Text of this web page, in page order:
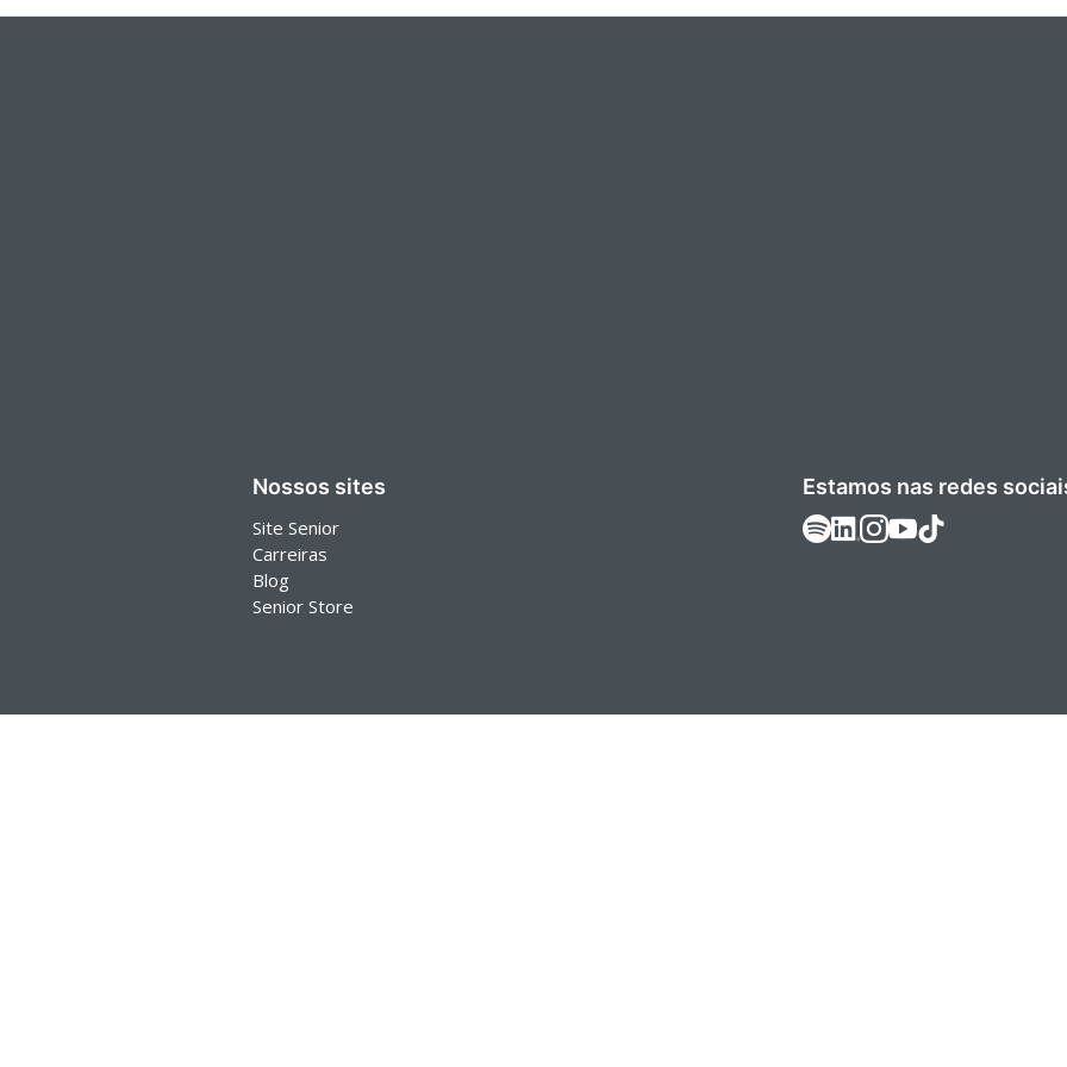
Nossos sites
Site Senior
Carreiras
Blog
Senior Store
Estamos nas redes